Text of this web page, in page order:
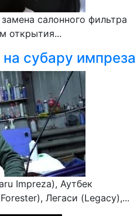
салонного фильтра
открытия...
субару импреза
Impreza), Аутбек
Легаси (Legacy),...